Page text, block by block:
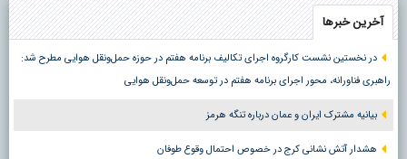
آخرین خبرها
در نخستین نشست کارگروه اجرای تکالیف برنامه هفتم در حوزه حمل‌ونقل هوایی مطرح شد:
راهبری فناورانه، محور اجرای برنامه هفتم در توسعه حمل‌ونقل هوایی
بیانیه مشترک ایران و عمان درباره تنگه هرمز
هشدار آتش نشانی کرج در خصوص احتمال وقوع طوفان